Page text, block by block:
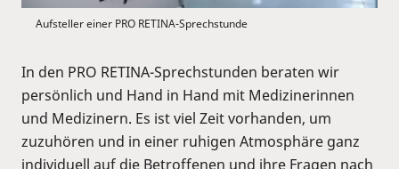
Aufsteller einer PRO RETINA-Sprechstunde
In den PRO RETINA-Sprechstunden beraten wir
persönlich und Hand in Hand mit Medizinerinnen
und Medizinern. Es ist viel Zeit vorhanden, um
zuzuhören und in einer ruhigen Atmosphäre ganz
individuell auf die Betroffenen und ihre Fragen nach